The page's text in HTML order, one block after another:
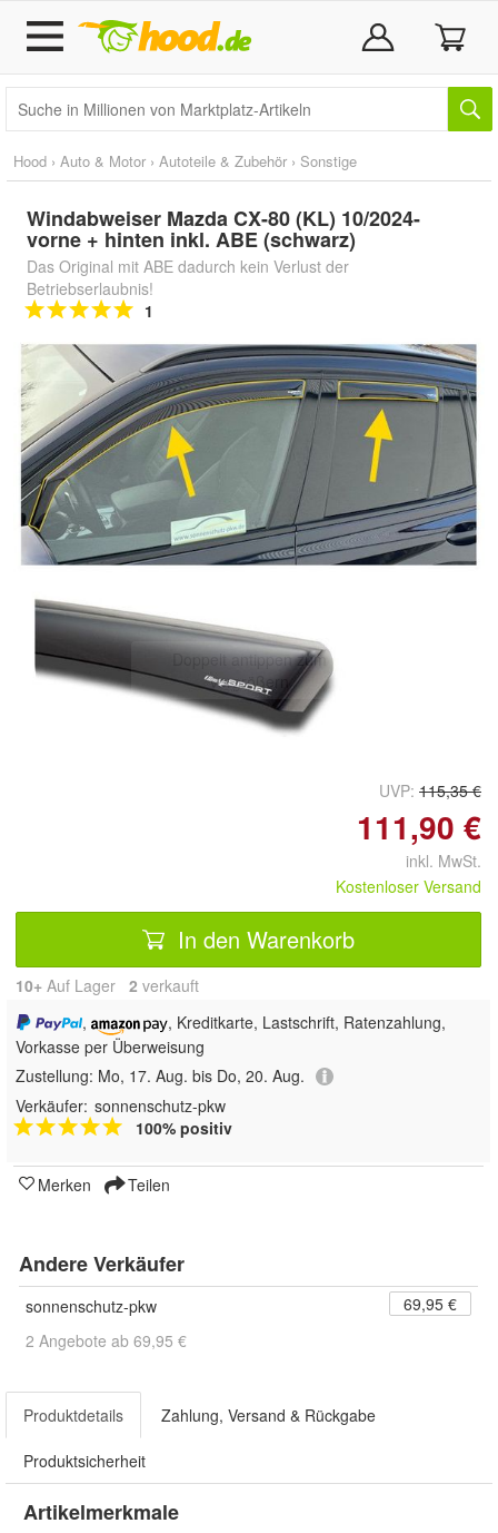
Hood › Auto & Motor › Autoteile & Zubehör › Sonstige
Windabweiser Mazda CX-80 (KL) 10/2024-
vorne + hinten inkl. ABE (schwarz)
Das Original mit ABE dadurch kein Verlust der
Betriebserlaubnis!
1
Doppelt antippen zum
vergrößern
UVP: 115,35 €
111,90 €
inkl. MwSt.
Kostenloser Versand
In den Warenkorb
10+ Auf Lager 2 verkauft
,
, Kreditkarte, Lastschrift, Ratenzahlung,
Vorkasse per Überweisung
Zustellung: Mo, 17. Aug. bis Do, 20. Aug.
Verkäufer: sonnenschutz-pkw
100% positiv
Merken Teilen
Andere Verkäufer
sonnenschutz-pkw
69,95 €
2 Angebote ab 69,95 €
Produktdetails Zahlung, Versand & Rückgabe
Produktsicherheit
Artikelmerkmale